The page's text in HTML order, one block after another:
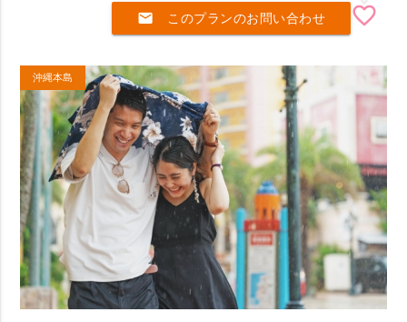
mail このプランのお問い合わせ favorite_border
沖縄本島